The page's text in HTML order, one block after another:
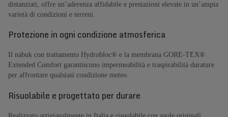
distanziati, offre un’aderenza affidabile e prestazioni elevate in un’ampia
varietà di condizioni e terreni.
Protezione in ogni condizione atmosferica
Il nabuk con trattamento Hydrobloc® e la membrana GORE-TEX®
Extended Comfort garantiscono impermeabilità e traspirabilità durature
per affrontare qualsiasi condizione meteo.
Risuolabile e progettato per durare